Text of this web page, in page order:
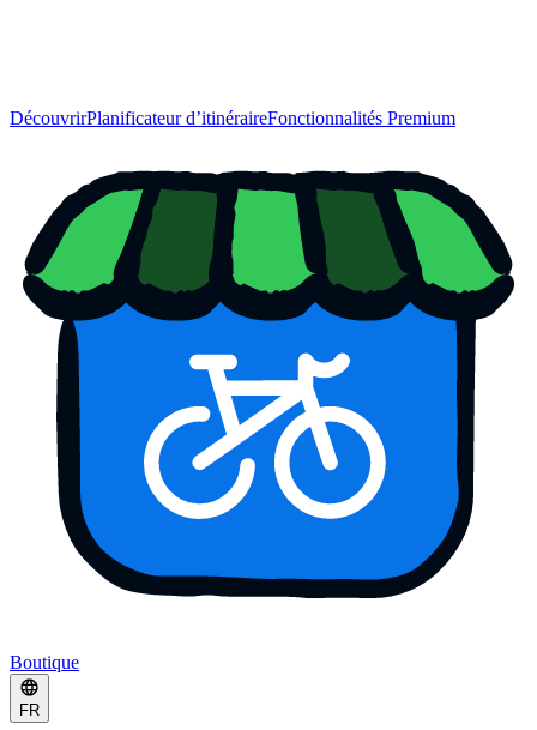
DécouvrirPlanificateur d’itinéraireFonctionnalités Premium
Boutique
FR